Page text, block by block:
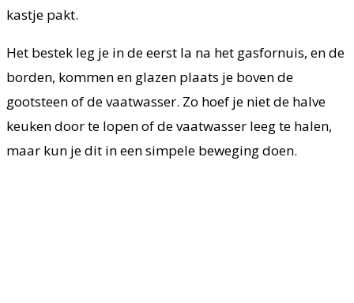
kastje pakt.
Het bestek leg je in de eerst la na het gasfornuis, en de
borden, kommen en glazen plaats je boven de
gootsteen of de vaatwasser. Zo hoef je niet de halve
keuken door te lopen of de vaatwasser leeg te halen,
maar kun je dit in een simpele beweging doen.